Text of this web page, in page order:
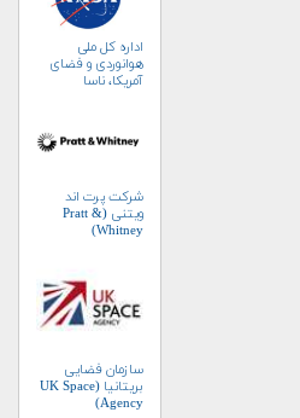
اداره کل ملی
هوانوردی و فضای
آمریکا، ناسا
شرکت پرت اند
ویتنی (Pratt &
Whitney)
سازمان فضایی
بریتانیا (UK Space
Agency)